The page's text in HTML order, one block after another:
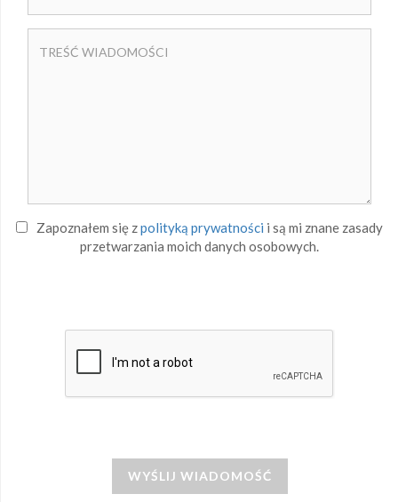
Zapoznałem się zpolityką prywatności i są mi znane zasady
przetwarzania moich danych osobowych.
WYŚLIJ WIADOMOŚĆ